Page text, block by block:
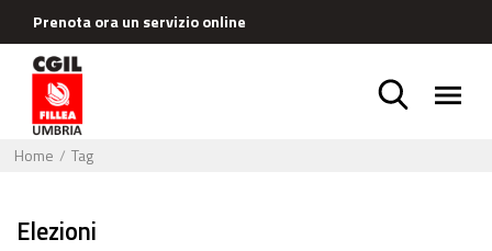
Prenota ora un servizio online
Home Tag
elezioni